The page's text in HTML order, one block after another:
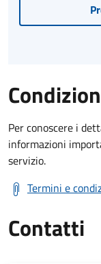
Per conoscere i
informazioni
servizio.
Termini e
Contatti